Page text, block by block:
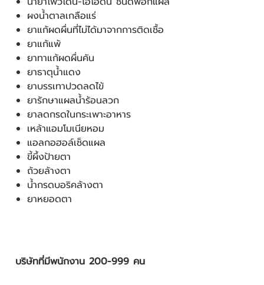
ผงน้ำตาลเกลือแร่
ยาแก้ผดผื่นที่ไม่ได้มาจากการติดเชื้อ
ยาแก้แพ้
ยาทาแก้ผดผื่นคัน
ยาธาตุน้ำแดง
ยาบรรเทาปวดลดไข้
ยารักษาแผลน้ำร้อนลวก
ยาลดกรดในกระเพาะอาหาร
เหล้าแอมโมเนียหอม
แอลกอฮอล์เช็ดแผล
ขี้ผึ้งป้ายตา
ถ้วยล้างตา
น้ำกรดบอริคล้างตา
ยาหยอดตา
บริษัทที่มีพนักงาน 200-999 คน